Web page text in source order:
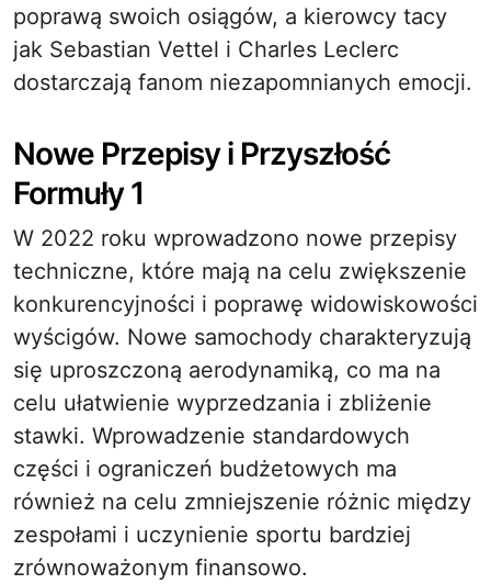
poprawą swoich osiągów, a kierowcy tacy
jak Sebastian Vettel i Charles Leclerc
dostarczają fanom niezapomnianych emocji.
Nowe Przepisy i Przyszłość
Formuły 1
W 2022 roku wprowadzono nowe przepisy
techniczne, które mają na celu zwiększenie
konkurencyjności i poprawę widowiskowości
wyścigów. Nowe samochody charakteryzują
się uproszczoną aerodynamiką, co ma na
celu ułatwienie wyprzedzania i zbliżenie
stawki. Wprowadzenie standardowych
części i ograniczeń budżetowych ma
również na celu zmniejszenie różnic między
zespołami i uczynienie sportu bardziej
zrównoważonym finansowo.